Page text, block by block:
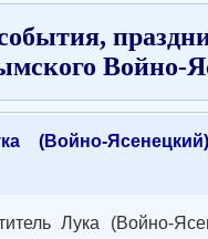
Войно-
(Войно-
Лука (Войно-